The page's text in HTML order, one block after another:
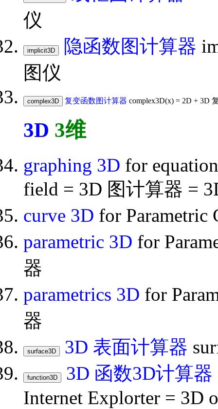
仪
隐函数图计算器
图仪
复变函数图计算器 complex3D(x) = 2D + 3D
3D 3维
graphing 3D for
field = 3D 图计算器 =
curve 3D for
parametric 3D for
器
parametrics 3D for
器
3D 表面计算器
3D 函数3D计算器
Internet Explorter = 3D